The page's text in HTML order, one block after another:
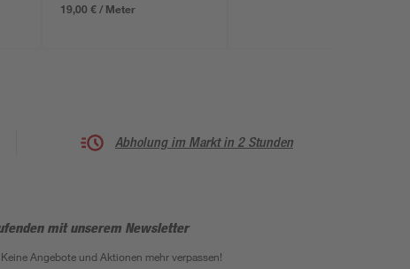
19,00 € / Meter
Abholung im Markt in 2 Stunden
mit unserem Newsletter
Angebote und Aktionen mehr verpassen!